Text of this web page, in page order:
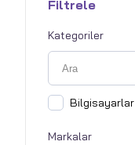
Filtrele
Kategoriler
Bilgisayarlar
Markalar